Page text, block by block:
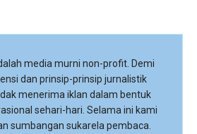
media murni non-profit. Demi
dan prinsip-prinsip jurnalistik
menerima iklan dalam bentuk
sehari-hari. Selama ini kami
sumbangan sukarela pembaca.